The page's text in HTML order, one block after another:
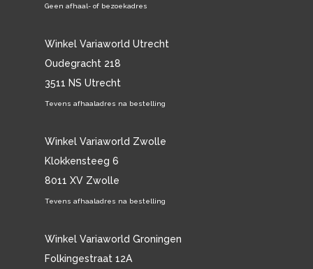
Geen afhaal- of bezoekadres
Winkel Variaworld Utrecht
Oudegracht 218
3511 NS Utrecht
Tevens afhaaladres na bestelling
Winkel Variaworld Zwolle
Klokkensteeg 6
8011 XV Zwolle
Tevens afhaaladres na bestelling
Winkel Variaworld Groningen
Folkingestraat 12A